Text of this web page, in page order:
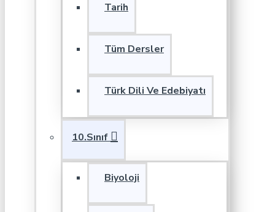
Tarih
Tüm Dersler
Türk Dili Ve Edebiyatı
10.Sınıf
Biyoloji